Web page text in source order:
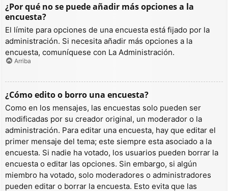
¿Por qué no se puede añadir más opciones a la
encuesta?
El límite para opciones de una encuesta está fijado por la
administración. Si necesita añadir más opciones a la
encuesta, comuníquese con La Administración.
Arriba
¿Cómo edito o borro una encuesta?
Como en los mensajes, las encuestas solo pueden ser
modificadas por su creador original, un moderador o la
administración. Para editar una encuesta, hay que editar el
primer mensaje del tema; este siempre esta asociado a la
encuesta. Si nadie ha votado, los usuarios pueden borrar la
encuesta o editar las opciones. Sin embargo, si algún
miembro ha votado, solo moderadores o administradores
pueden editar o borrar la encuesta. Esto evita que las